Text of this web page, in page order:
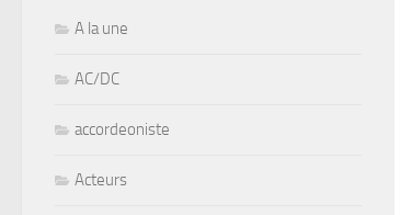
A la une
AC/DC
accordeoniste
Acteurs